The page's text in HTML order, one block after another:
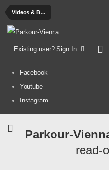
Videos & Bilder
Existing user? Sign In
Facebook
Youtube
Instagram
Parkour-
read-